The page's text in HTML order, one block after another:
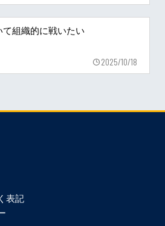
組織的に戦いたい
2025/10/18
表記